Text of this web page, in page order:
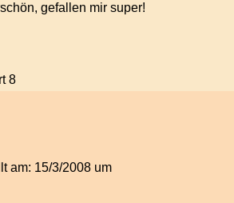
gefallen mir super!
8
am: 15/3/2008 um